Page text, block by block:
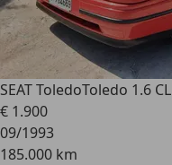
SEAT ToledoToledo 1.6 CL
€ 1.900
09/1993
185.000 km